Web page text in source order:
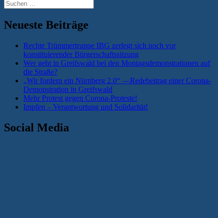
Suchen
nach:
Neueste Beiträge
Rechte Trümmertruppe IBG zerlegt sich noch vor
konstituierender Bürgerschaftssitzung
Wer geht in Greifswald bei den Montagsdemonstrationen auf
die Straße?
„Wir fordern ein Nürnberg 2.0“ —Redebeitrag einer Corona-
Demonstration in Greifswald
Mehr Protest gegen Corona-Proteste!
Impfen – Verantwortung und Solidarität!
Social Media